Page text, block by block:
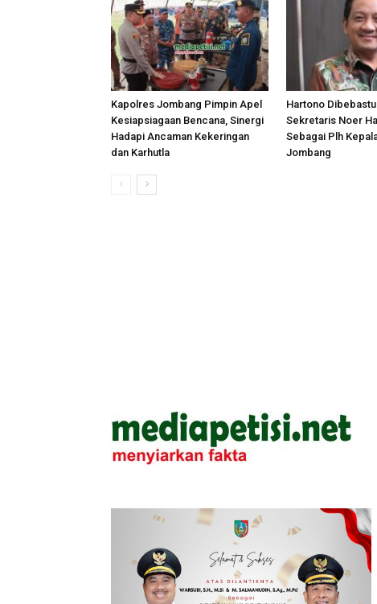
Kapolres Jombang Pimpin Apel
Kesiapsiagaan Bencana, Sinergi
Hadapi Ancaman Kekeringan
dan Karhutla
Hartono
Sekretaris Noer
Sebagai Plh
Jombang